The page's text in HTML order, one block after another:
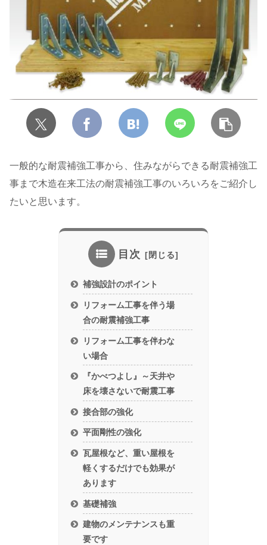
一般的な耐震補強工事から、住みながらできる耐震補強工
事まで木造在来工法の耐震補強工事のいろいろをご紹介し
たいと思います。
目次
補強設計のポイント
リフォーム工事を伴う場
合の耐震補強工事
リフォーム工事を伴わな
い場合
『かべつよし』～天井や
床を壊さないで耐震工事
接合部の強化
平面剛性の強化
瓦屋根など、重い屋根を
軽くするだけでも効果が
あります
基礎補強
建物のメンテナンスも重
要です